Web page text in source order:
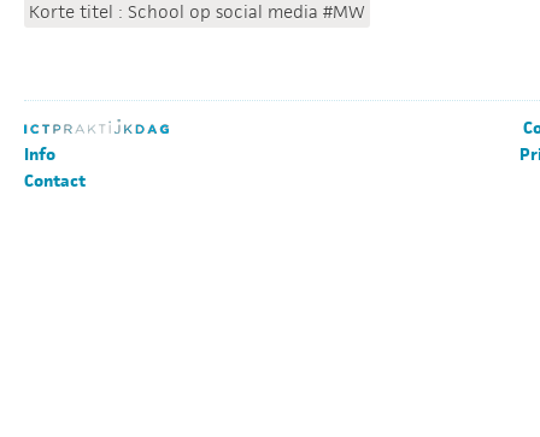
Korte titel : School op social media #MW
Info
Contact